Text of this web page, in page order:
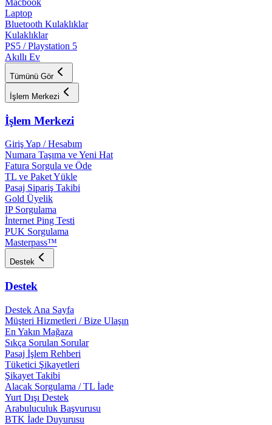
Macbook
Laptop
Bluetooth Kulaklıklar
Kulaklıklar
PS5 / Playstation 5
Akıllı Ev
Tümünü Gör
İşlem Merkezi
İşlem Merkezi
Giriş Yap / Hesabım
Numara Taşıma ve Yeni Hat
Fatura Sorgula ve Öde
TL ve Paket Yükle
Pasaj Sipariş Takibi
Gold Üyelik
IP Sorgulama
İnternet Ping Testi
PUK Sorgulama
Masterpass™
Destek
Destek
Destek Ana Sayfa
Müşteri Hizmetleri / Bize Ulaşın
En Yakın Mağaza
Sıkça Sorulan Sorular
Pasaj İşlem Rehberi
Tüketici Şikayetleri
Şikayet Takibi
Alacak Sorgulama / TL İade
Yurt Dışı Destek
Arabuluculuk Başvurusu
BTK İade Duyurusu